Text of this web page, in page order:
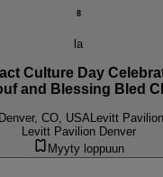
8
la
Culture Day
and Blessing Bled
CO, USALevitt
Levitt Pavilion Denver
Myyty loppuun